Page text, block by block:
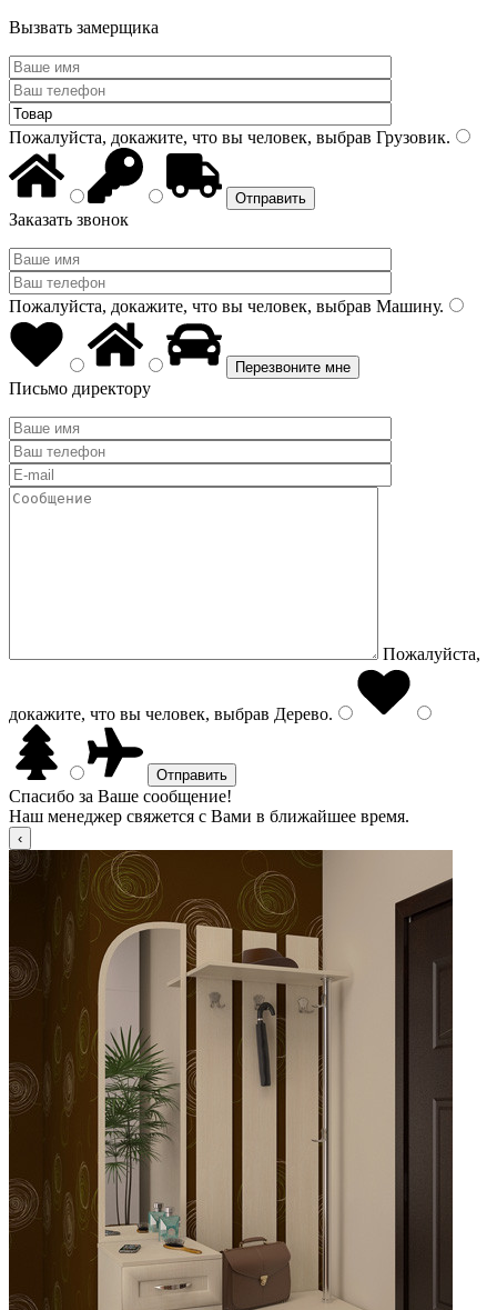
Вызвать замерщика
Пожалуйста, докажите, что вы человек, выбрав Грузовик.
Заказать звонок
Пожалуйста, докажите, что вы человек, выбрав Машину.
Письмо директору
Пожалуйста,
докажите, что вы человек, выбрав Дерево.
Спасибо за Ваше сообщение!
Наш менеджер свяжется с Вами в ближайшее время.